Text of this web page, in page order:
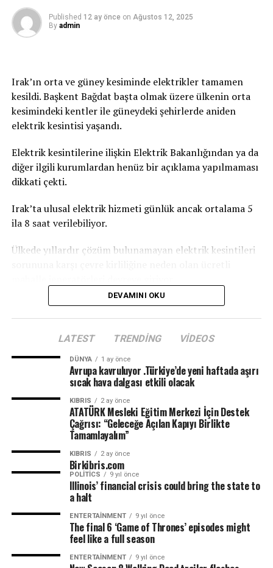
Güneş altında ve asfalt alanlarda ise sıcaklık 50 dereceyi
geçiyor.
Published 12 ay önce on Ağustos 12, 2025
By admin
Irak’ın orta ve güney kesiminde elektrikler tamamen
kesildi. Başkent Bağdat başta olmak üzere ülkenin orta
kesimindeki kentler ile güneydeki şehirlerde aniden
elektrik kesintisi yaşandı.
Elektrik kesintilerine ilişkin Elektrik Bakanlığından ya da
diğer ilgili kurumlardan henüz bir açıklama yapılmaması
dikkati çekti.
Irak’ta ulusal elektrik hizmeti günlük ancak ortalama 5
ila 8 saat verilebiliyor.
Ülkede yıllardır çözüm bulunamayan elektrik kesintileri
DEVAMINI OKU
LATEST TRENDING VIDEOS
DÜNYA 1 ay önce
Avrupa kavruluyor .Türkiye’de yeni haftada aşırı
sıcak hava dalgası etkili olacak
KIBRIS 2 ay önce
ATATÜRK Mesleki Eğitim Merkezi İçin Destek
Çağrısı: “Geleceğe Açılan Kapıyı Birlikte
Tamamlayalım”
KIBRIS 2 ay önce
Birkibris.com
POLITICS 9 yıl önce
Illinois’ financial crisis could bring the state to
a halt
ENTERTAINMENT 9 yıl önce
The final 6 ‘Game of Thrones’ episodes might
feel like a full season
ENTERTAINMENT 9 yıl önce